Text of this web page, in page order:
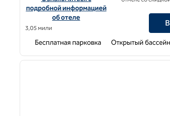
подробной информацией
об отеле
3,05 мили
Бесплатная парковка Открытый бассейн
1 из 10